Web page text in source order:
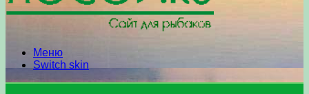
Меню
Switch skin